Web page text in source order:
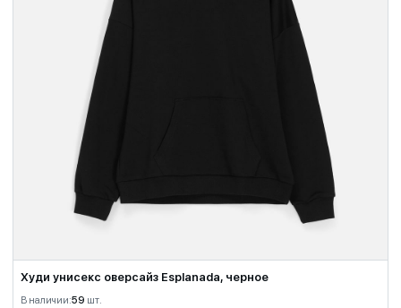
Худи унисекс оверсайз Esplanada, черное
В наличии:59 шт.